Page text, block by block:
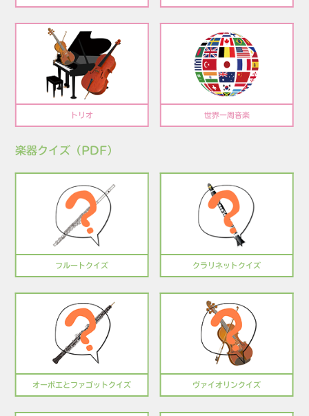
トリオ 世界一周音楽
楽器クイズ（PDF）
フルートクイズ クラリネットクイズ
オーボエとファゴットクイズ ヴァイオリンクイズ